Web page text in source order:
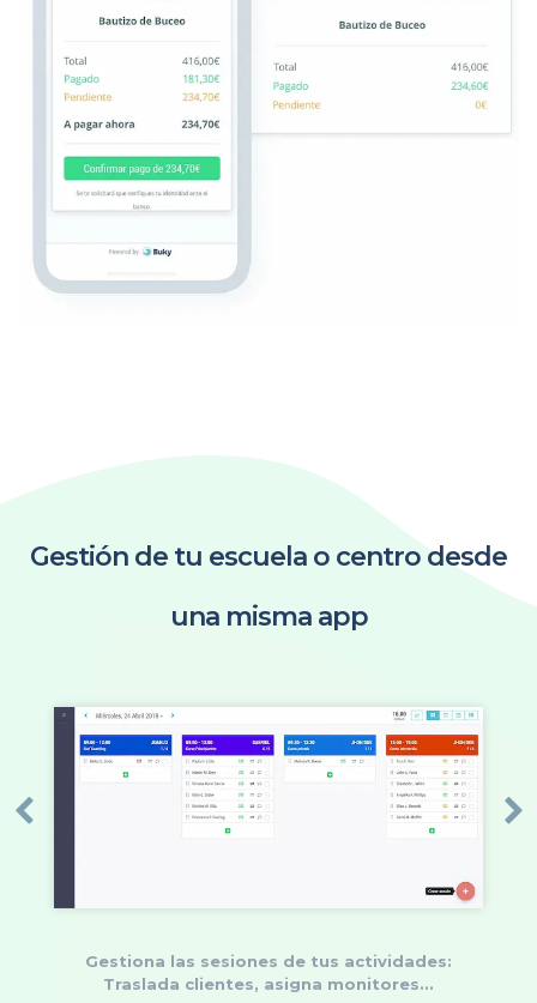
Gestión de tu escuela o centro desde
una misma app
Gestiona las sesiones de tus actividades:
Traslada clientes, asigna monitores...
Previous